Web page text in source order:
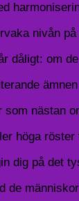
nivån
dåligt: ​​om
nästan
höga
dig på det